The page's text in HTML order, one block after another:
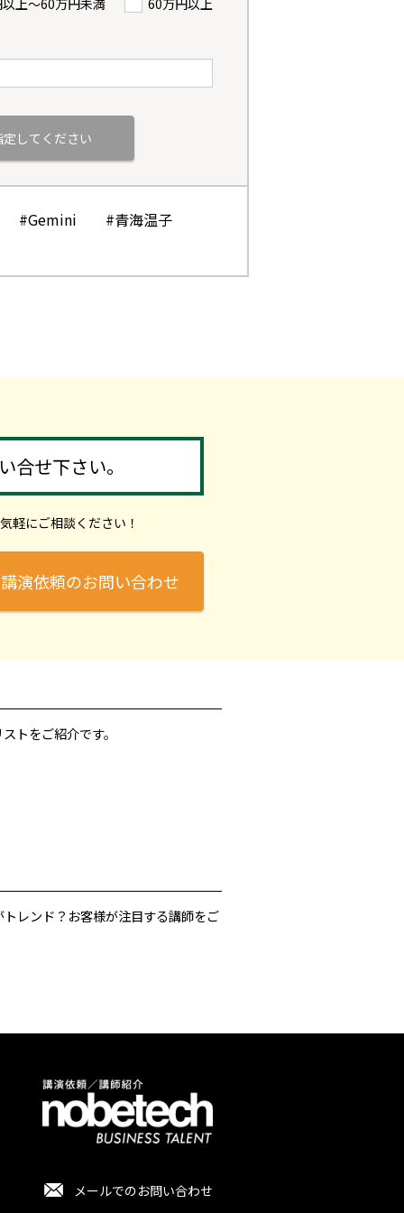
上〜60万円未満 60万円以上
#Gemini #青海温子
合せ下さい。
軽にご相談ください！
講演依頼のお問い合わせ
トをご紹介です。
レンド？お客様が注目する講師をご
メールでのお問い合わせ